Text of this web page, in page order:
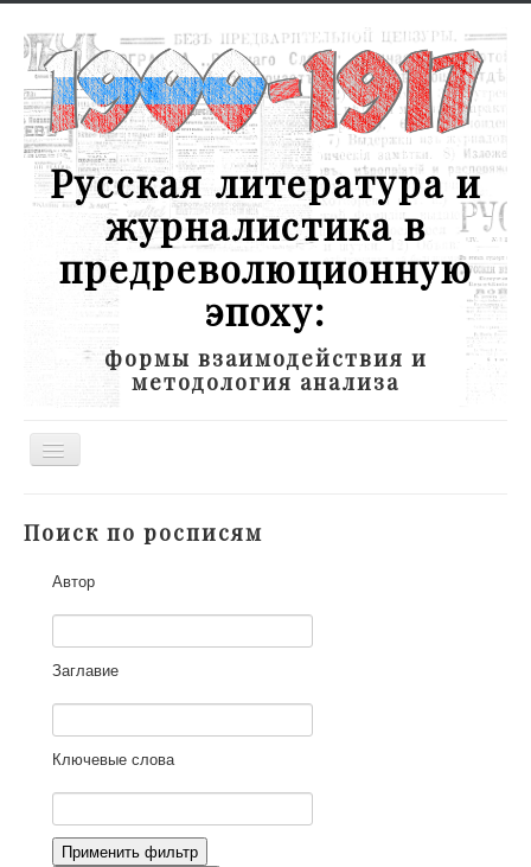
Русская литература и
журналистика в
предреволюционную
эпоху:
формы взаимодействия и
методология анализа
Toggle
Участники
Научная работа
Как работать с сайтом
Контакты
Поиск по росписям
Автор
Заглавие
Ключевые слова
Применить фильтр